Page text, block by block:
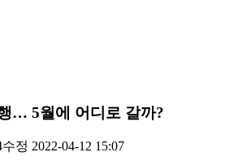
… 5월에 어디로 갈까?
수정 2022-04-12 15:07